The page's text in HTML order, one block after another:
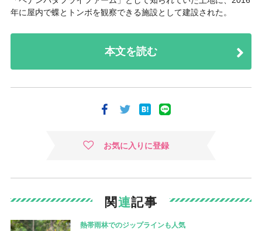
年に屋内で蝶とトンボを観察できる施設として建設された。
本文を読む
お気に入りに登録
関連記事
熱帯雨林でのジップラインも人気